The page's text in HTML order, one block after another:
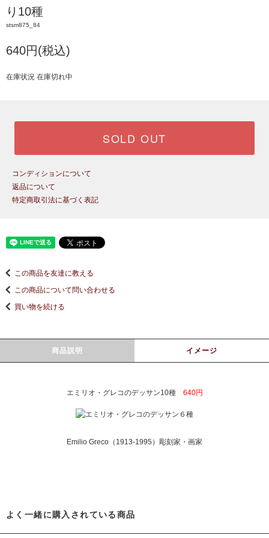
り10種
stsm875_84
640円(税込)
在庫状況 在庫切れ中
SOLD OUT
コンディションについて
返品について
特定商取引法に基づく表記
この商品を友達に教える
この商品について問い合わせる
買い物を続ける
商品説明 イメージ
エミリオ・グレコのデッサン10種 640円
Emilio Greco（1913-1995）彫刻家・画家
よく一緒に購入されている商品